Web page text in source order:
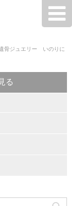
骨ジュエリー いのりに
る